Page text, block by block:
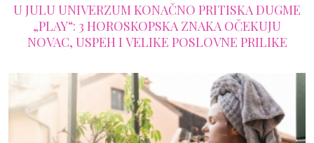
U JULU UNIVERZUM KONAČNO PRITISKA DUGME
„PLAY“: 3 HOROSKOPSKA ZNAKA OČEKUJU
NOVAC, USPEH I VELIKE POSLOVNE PRILIKE